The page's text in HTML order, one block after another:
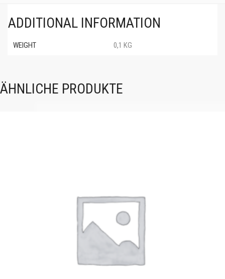
ADDITIONAL INFORMATION
WEIGHT 0,1 KG
ÄHNLICHE PRODUKTE